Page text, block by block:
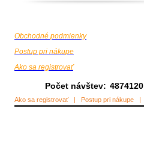
Obchodné podmienky
Postup pri nákupe
Ako sa registrovať
Počet návštev: 4874120
Ako sa registrovať| Postup pri nákupe |